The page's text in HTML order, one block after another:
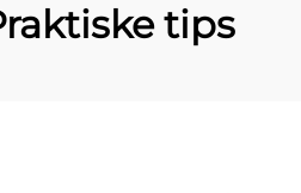
tips